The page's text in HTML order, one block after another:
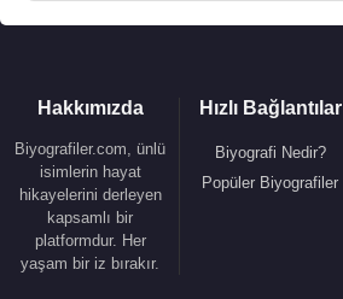
Hakkımızda
Biyografiler.com, ünlü
isimlerin hayat
hikayelerini derleyen
kapsamlı bir
platformdur. Her
yaşam bir iz bırakır.
Hızlı Bağlantılar
Biyografi Nedir?
Popüler Biyografiler